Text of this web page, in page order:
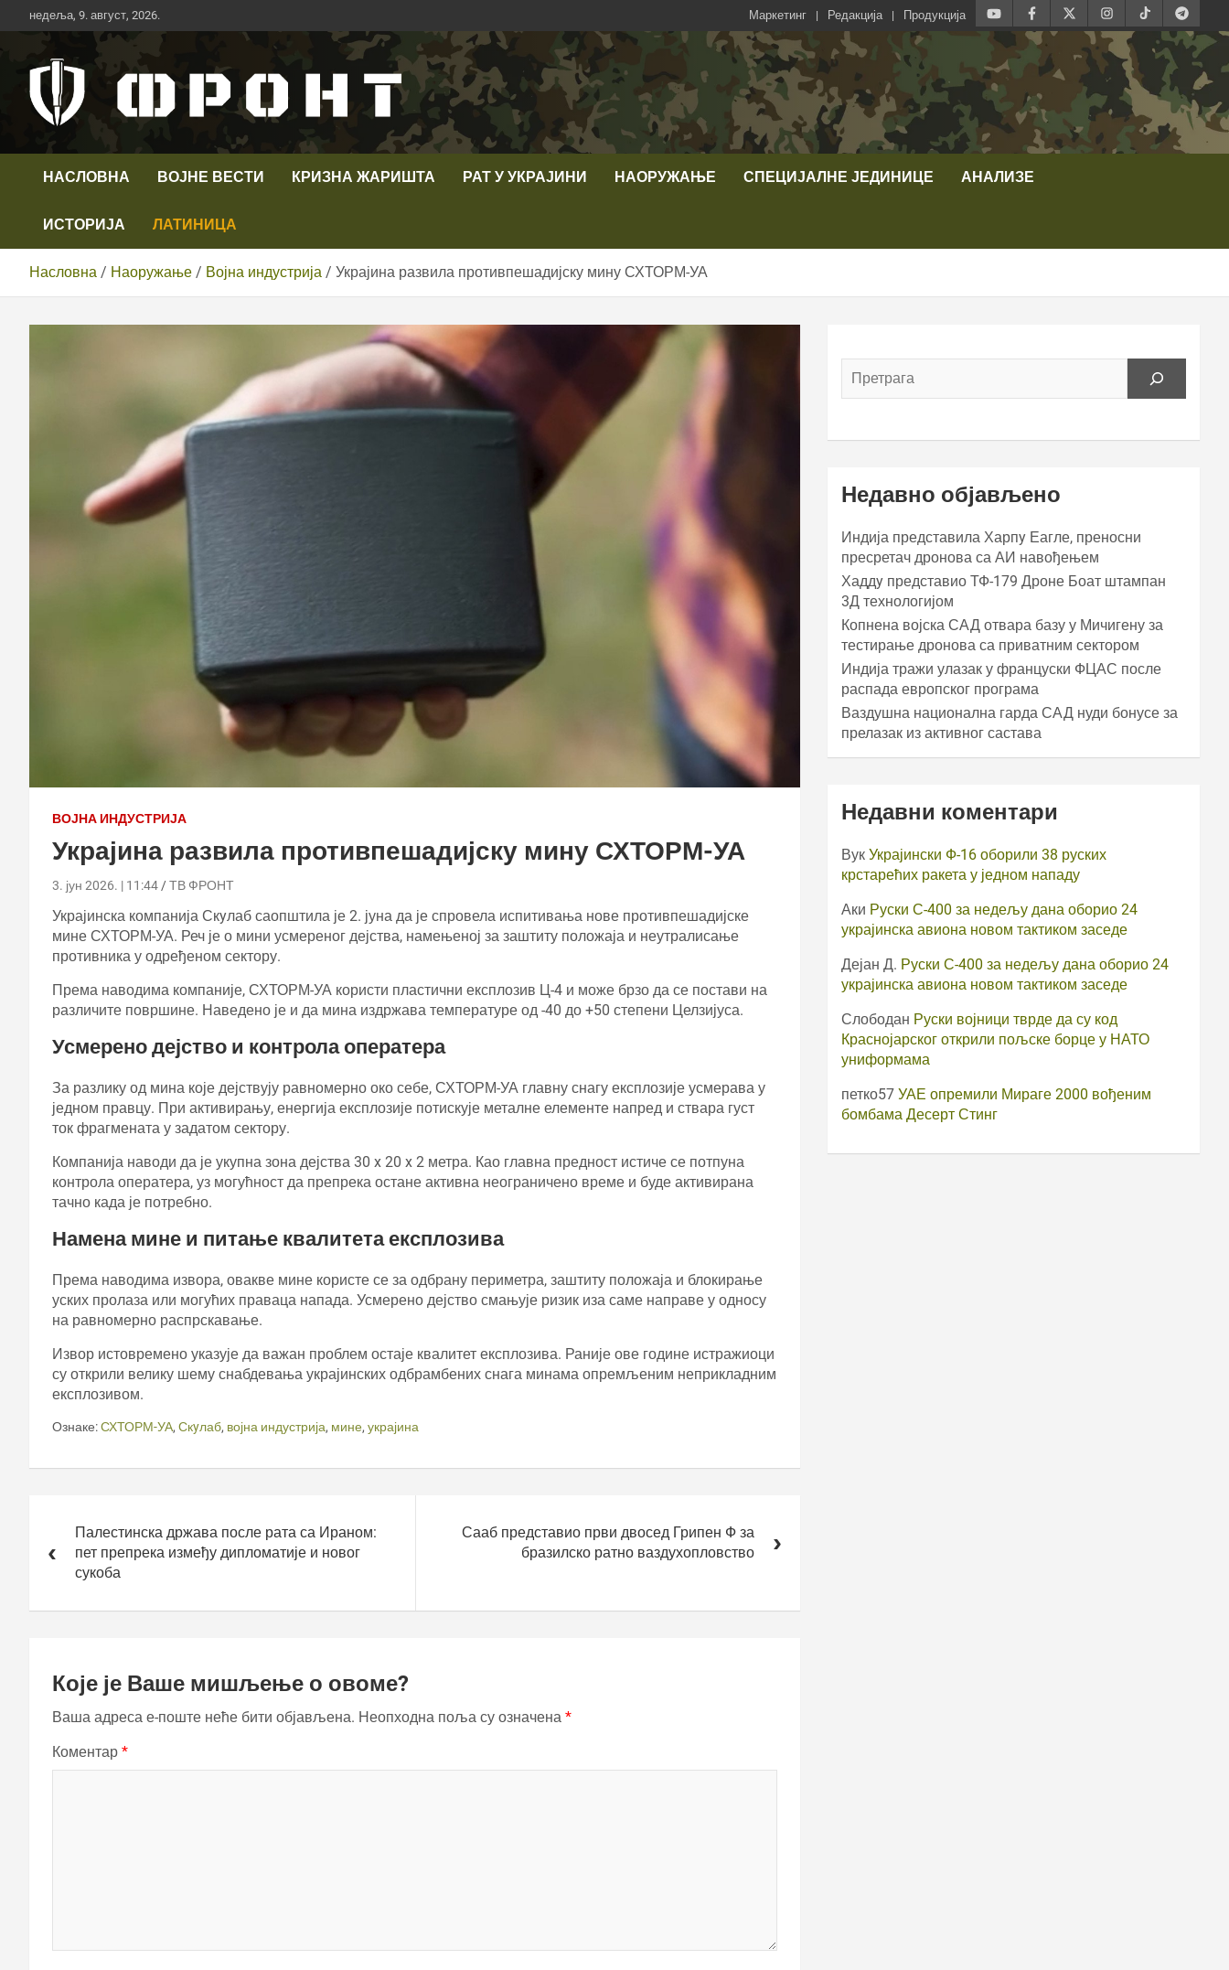
Скип
то
недеља, 9. август, 2026. Маркетинг Редакција Продукција
Телевизија ФРОНТ
НАСЛОВНА ВОЈНЕ ВЕСТИ КРИЗНА ЖАРИШТА РАТ У УКРАЈИНИ НАОРУЖАЊЕ СПЕЦИЈАЛНЕ ЈЕДИНИЦЕ АНАЛИЗЕ
ИСТОРИЈА ЛАТИНИЦА
Насловна Наоружање Војна индустрија Украјина развила противпешадијску мину СХТОРМ-УА
ВОЈНА ИНДУСТРИЈА
Украјина развила противпешадијску мину СХТОРМ-УА
3. јун 2026. | 11:44 ТВ ФРОНТ
Украјинска компанија Скyлаб саопштила је 2. јуна да је спровела испитивања нове противпешадијске
мине СХТОРМ-УА. Реч је о мини усмереног дејства, намењеној за заштиту положаја и неутралисање
противника у одређеном сектору.
Према наводима компаније, СХТОРМ-УА користи пластични експлозив Ц-4 и може брзо да се постави на
различите површине. Наведено је и да мина издржава температуре од -40 до +50 степени Целзијуса.
Усмерено дејство и контрола оператера
За разлику од мина које дејствују равномерно око себе, СХТОРМ-УА главну снагу експлозије усмерава у
једном правцу. При активирању, енергија експлозије потискује металне елементе напред и ствара густ
ток фрагмената у задатом сектору.
Компанија наводи да је укупна зона дејства 30 x 20 x 2 метра. Као главна предност истиче се потпуна
контрола оператера, уз могућност да препрека остане активна неограничено време и буде активирана
тачно када је потребно.
Намена мине и питање квалитета експлозива
Према наводима извора, овакве мине користе се за одбрану периметра, заштиту положаја и блокирање
уских пролаза или могућих праваца напада. Усмерено дејство смањује ризик иза саме направе у односу
на равномерно распрскавање.
Извор истовремено указује да важан проблем остаје квалитет експлозива. Раније ове године истражиоци
су открили велику шему снабдевања украјинских одбрамбених снага минама опремљеним неприкладним
експлозивом.
Ознаке:СХТОРМ-УА, Скyлаб, војна индустрија, мине, украјина
чланкаПалестинска држава после рата са Ираном:
пет препрека између дипломатије и новог
сукоба
Сааб представио први двосед Грипен Ф за
бразилско ратно ваздухопловство
Које је Ваше мишљење о овоме?
Ваша адреса е-поште неће бити објављена. Неопходна поља су означена *
Коментар *
Недавно објављено
Индија представила Харпy Еагле, преносни
пресретач дронова са АИ навођењем
Хаддy представио ТФ-179 Дроне Боат штампан
3Д технологијом
Копнена војска САД отвара базу у Мичигену за
тестирање дронова са приватним сектором
Индија тражи улазак у француски ФЦАС после
распада европског програма
Ваздушна национална гарда САД нуди бонусе за
прелазак из активног састава
Недавни коментари
Вук Украјински Ф-16 оборили 38 руских
крстарећих ракета у једном нападу
Аки Руски С-400 за недељу дана оборио 24
украјинска авиона новом тактиком заседе
Дејан Д. Руски С-400 за недељу дана оборио 24
украјинска авиона новом тактиком заседе
Слободан Руски војници тврде да су код
Краснојарског открили пољске борце у НАТО
униформама
петко57 УАЕ опремили Мираге 2000 вођеним
бомбама Десерт Стинг